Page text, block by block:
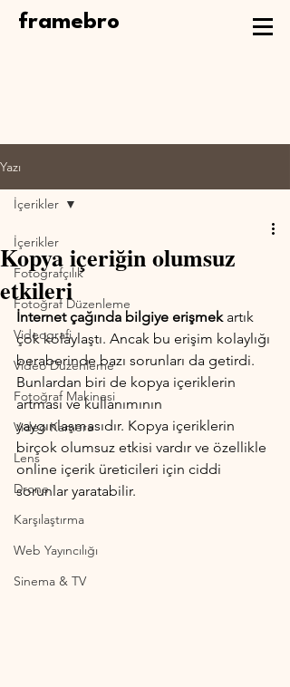
framebro
Yazı
İçerikler
Fotoğrafçılık
Fotoğraf Düzenleme
Videografi
Video Düzenleme
Fotoğraf Makinesi
Video Kamera
Lens
Drone
Karşılaştırma
Web Yayıncılığı
Sinema & TV
İçerikler
Kopya içeriğin olumsuz
etkileri
İnternet çağında bilgiye erişmek artık
çok kolaylaştı. Ancak bu erişim kolaylığı
beraberinde bazı sorunları da getirdi.
Bunlardan biri de kopya içeriklerin
artması ve kullanımının
yaygınlaşmasıdır. Kopya içeriklerin
birçok olumsuz etkisi vardır ve özellikle
online içerik üreticileri için ciddi
sorunlar yaratabilir.